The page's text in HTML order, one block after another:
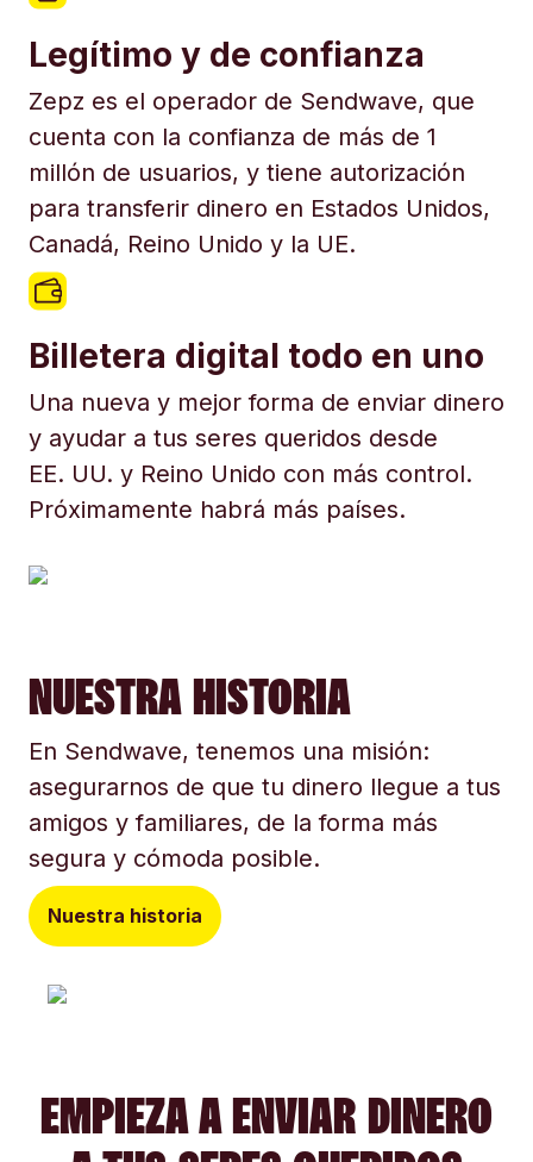
Legítimo y de confianza
Zepz es el operador de Sendwave, que
cuenta con la confianza de más de 1
millón de usuarios, y tiene autorización
para transferir dinero en Estados Unidos,
Canadá, Reino Unido y la UE.
Billetera digital todo en uno
Una nueva y mejor forma de enviar dinero
y ayudar a tus seres queridos desde
EE. UU. y Reino Unido con más control.
Próximamente habrá más países.
NUESTRA HISTORIA
En Sendwave, tenemos una misión:
asegurarnos de que tu dinero llegue a tus
amigos y familiares, de la forma más
segura y cómoda posible.
Nuestra historia
EMPIEZA A ENVIAR DINERO